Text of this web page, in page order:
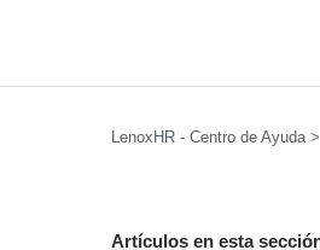
LenoxHR - Centro de Ayuda
Artículos en esta